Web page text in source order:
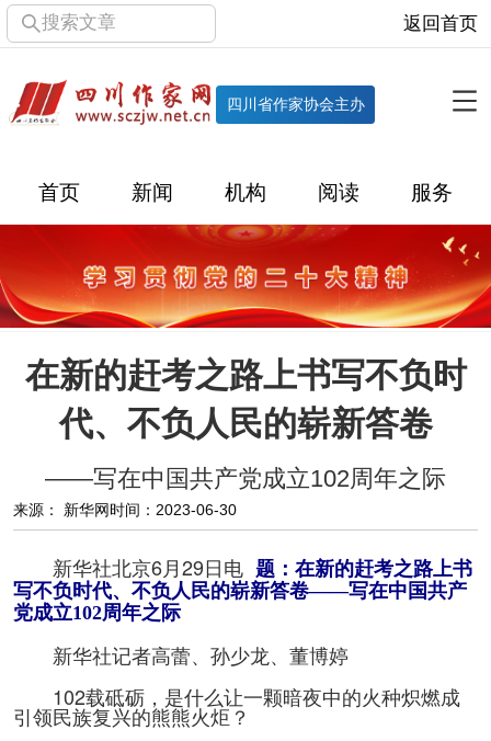
搜索文章 返回首页
四川省作家协会主办
首页 新闻 机构 阅读 服务
机构
直属单位 团体会员 主管社团 专门委员会
历届主席团 历届全委会
新闻
时政 文学动态 作协工作 市州作协
十百千 网络文学 万千百十
阅读
小说 散文 诗歌 文学评论
校园文学 其他阅读
新书快讯
在新的赶考之路上书写不负时
代、不负人民的崭新答卷
——写在中国共产党成立102周年之际
来源： 新华网时间：2023-06-30
新华社北京6月29日电 题：在新的赶考之路上书
写不负时代、不负人民的崭新答卷——写在中国共产
党成立102周年之际
新华社记者高蕾、孙少龙、董博婷
102载砥砺，是什么让一颗暗夜中的火种炽燃成
引领民族复兴的熊熊火炬？